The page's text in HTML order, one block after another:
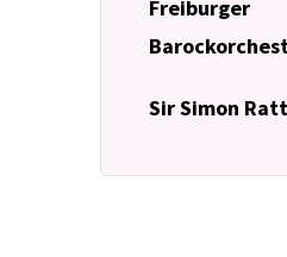
Freiburger
Sir Simon